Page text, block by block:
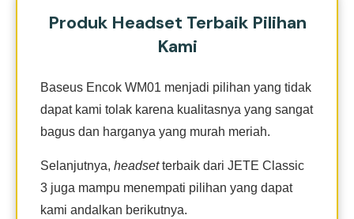
Produk Headset Terbaik Pilihan
Kami
Baseus Encok WM01 menjadi pilihan yang tidak
dapat kami tolak karena kualitasnya yang sangat
bagus dan harganya yang murah meriah.
Selanjutnya, headsetterbaik dari JETE Classic
3 juga mampu menempati pilihan yang dapat
kami andalkan berikutnya.